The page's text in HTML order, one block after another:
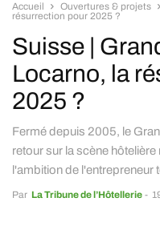
Accueil Ouvertures & projets
résurrection pour 2025 ?
Suisse |
Locarno, la
2025 ?
Fermé depuis 2005, le
retour sur la scène
l'ambition de l'entrepreneur
Par La Tribune de l’Hôtellerie -